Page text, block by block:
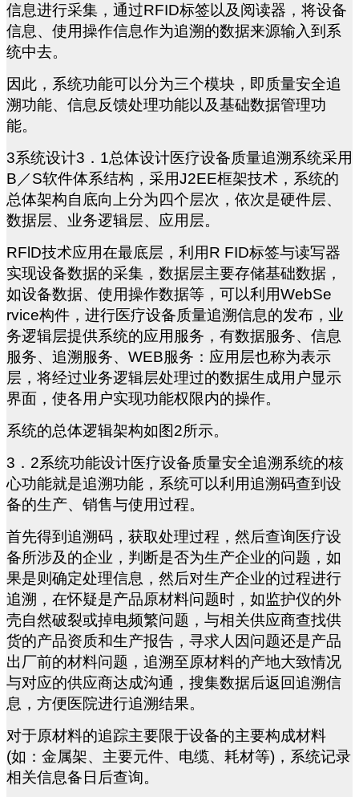
信息进行采集，通过RFID标签以及阅读器，将设备
信息、使用操作信息作为追溯的数据来源输入到系
统中去。
因此，系统功能可以分为三个模块，即质量安全追
溯功能、信息反馈处理功能以及基础数据管理功
能。
3系统设计3．1总体设计医疗设备质量追溯系统采用
B／S软件体系结构，采用J2EE框架技术，系统的
总体架构自底向上分为四个层次，依次是硬件层、
数据层、业务逻辑层、应用层。
RFlD技术应用在最底层，利用R FID标签与读写器
实现设备数据的采集，数据层主要存储基础数据，
如设备数据、使用操作数据等，可以利用WebSe
rvice构件，进行医疗设备质量追溯信息的发布，业
务逻辑层提供系统的应用服务，有数据服务、信息
服务、追溯服务、WEB服务：应用层也称为表示
层，将经过业务逻辑层处理过的数据生成用户显示
界面，使各用户实现功能权限内的操作。
系统的总体逻辑架构如图2所示。
3 ．2系统功能设计医疗设备质量安全追溯系统的核
心功能就是追溯功能，系统可以利用追溯码查到设
备的生产、销售与使用过程。
首先得到追溯码，获取处理过程，然后查询医疗设
备所涉及的企业，判断是否为生产企业的问题，如
果是则确定处理信息，然后对生产企业的过程进行
追溯，在怀疑是产品原材料问题时，如监护仪的外
壳自然破裂或掉电频繁问题，与相关供应商查找供
货的产品资质和生产报告，寻求人因问题还是产品
出厂前的材料问题，追溯至原材料的产地大致情况
与对应的供应商达成沟通，搜集数据后返回追溯信
息，方便医院进行追溯结果。
对于原材料的追踪主要限于设备的主要构成材料
(如：金属架、主要元件、电缆、耗材等)，系统记录
相关信息备日后查询。